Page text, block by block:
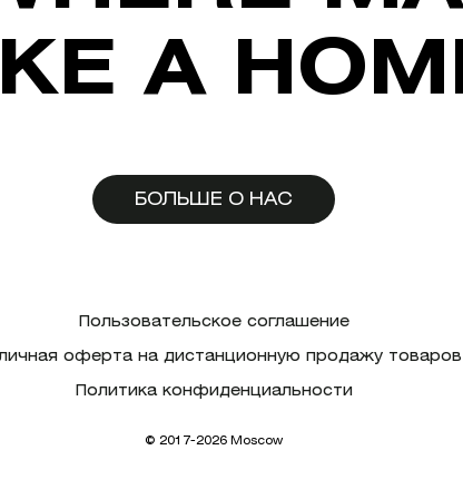
A
БОЛЬШЕ О НАС
Пользовательское соглашение
оферта на дистанционную продажу товаров
Политика конфиденциальности
© 2017-2026 Moscow